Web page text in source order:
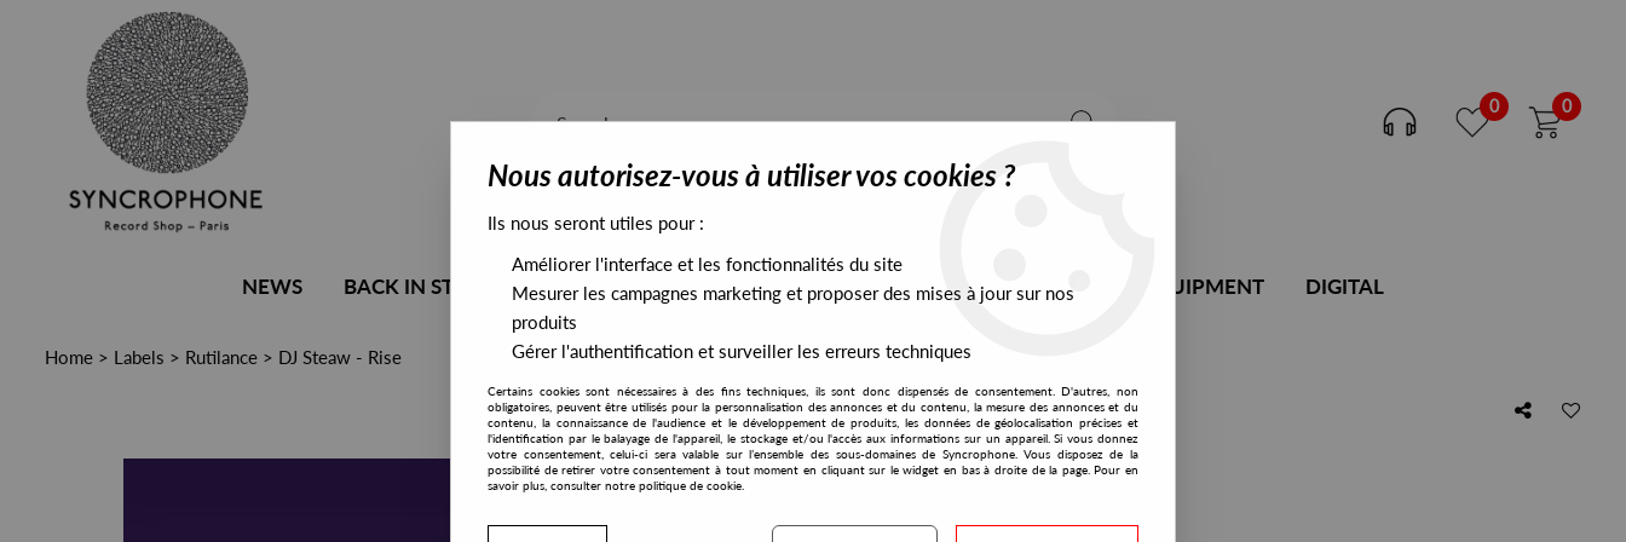
0 0
NEWS BACK IN STOCK ALL STOCK EXCLUSIVES PRESALES EXCLUSIVES DJ EQUIPMENT DIGITAL
Home > Labels > Rutilance > DJ Steaw - Rise
Rutilance
DJ Steaw
Rise
22,00 €incl. taxes
Nous autorisez-vous à utiliser vos cookies ?
Ils nous seront utiles pour :
Améliorer l'interface et les fonctionnalités du site
Mesurer les campagnes marketing et proposer des mises à jour sur nos
produits
Gérer l'authentification et surveiller les erreurs techniques
Certains cookies sont nécessaires à des fins techniques, ils sont donc dispensés de consentement. D'autres, non
obligatoires, peuvent être utilisés pour la personnalisation des annonces et du contenu, la mesure des annonces et du
contenu, la connaissance de l'audience et le développement de produits, les données de géolocalisation précises et
l'identification par le balayage de l'appareil, le stockage et/ou l'accès aux informations sur un appareil. Si vous donnez
votre consentement, celui-ci sera valable sur l’ensemble des sous-domaines de Syncrophone. Vous disposez de la
possibilité de retirer votre consentement à tout moment en cliquant sur le widget en bas à droite de la page. Pour en
savoir plus, consulter notre politique de cookie.